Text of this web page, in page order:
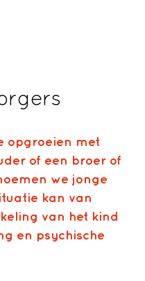
opgroeien met
of een broer of
we jonge
kan van
van het kind
en psychische